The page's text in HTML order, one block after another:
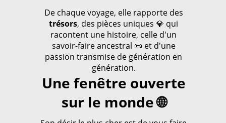
De chaque voyage, elle rapporte des
trésors, des pièces uniques 💎 qui
racontent une histoire, celle d'un
savoir-faire ancestral 📜 et d'une
passion transmise de génération en
génération.
Une fenêtre ouverte
sur le monde 🌐